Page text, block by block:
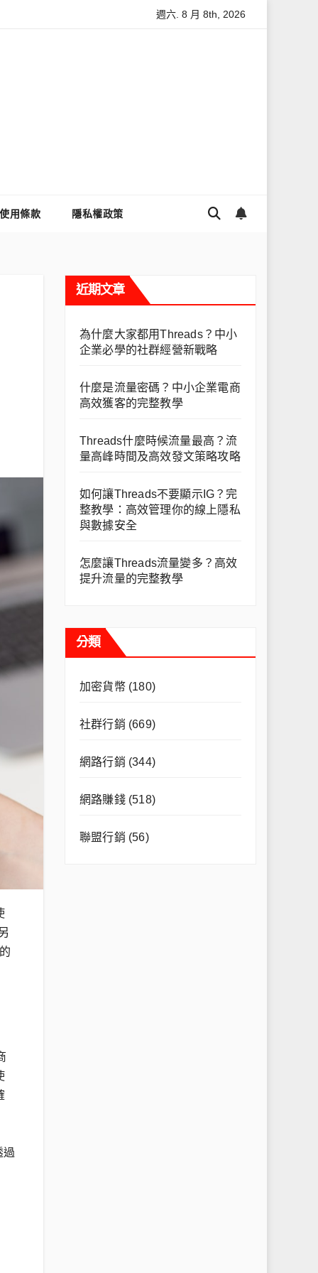
麼讓Threads流量變多？高效提升流量的完整教學
週六. 8 月 8th, 2026
使用條款 隱私權政策
過
近期文章
為什麼大家都用Threads？中小
企業必學的社群經營新戰略
什麼是流量密碼？中小企業電商
高效獲客的完整教學
Threads什麼時候流量最高？流
量高峰時間及高效發文策略攻略
如何讓Threads不要顯示IG？完
整教學：高效管理你的線上隱私
與數據安全
怎麼讓Threads流量變多？高效
提升流量的完整教學
分類
加密貨幣(180)
社群行銷 (669)
網路行銷 (344)
網路賺錢(518)
聯盟行銷 (56)